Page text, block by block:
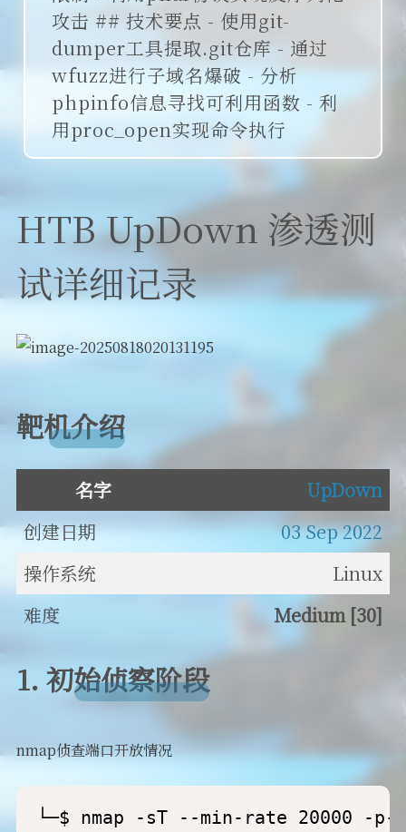
攻击 ## 技术要点 - 使用git-
dumper工具提取.git仓库 - 通过
wfuzz进行子域名爆破 - 分析
phpinfo信息寻找可利用函数 - 利
用proc_open实现命令执行
HTB UpDown 渗透测
试详细记录
靶机介绍
名字
UpDown
创建日期
03 Sep 2022
操作系统
Linux
难度
Medium [30]
1. 初始侦察阶段
nmap侦查端口开放情况
└─$ nmap -sT --min-rate 20000 -p-